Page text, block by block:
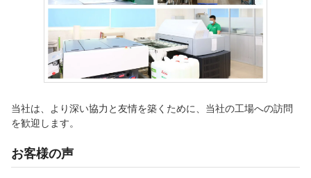
当社は、より深い協力と友情を築くために、当社の工場への訪問
を歓迎します。
お客様の声